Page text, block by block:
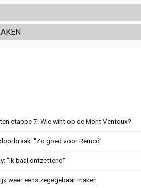
etappe 7: Wie wint op de Mont Ventoux?
"Zo goed voor Remco"
"Ik baal ontzettend"
weer eens zegegebaar maken